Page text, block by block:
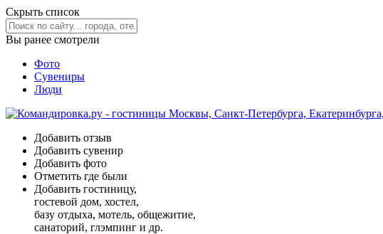
Скрыть список
Вы ранее смотрели
Фото
Сувениры
Люди
Добавить отзыв
Добавить сувенир
Добавить фото
Отметить где были
Добавить гостиницу,
гостевой дом, хостел,
базу отдыха, мотель, общежитие,
санаторий, глэмпинг и др.